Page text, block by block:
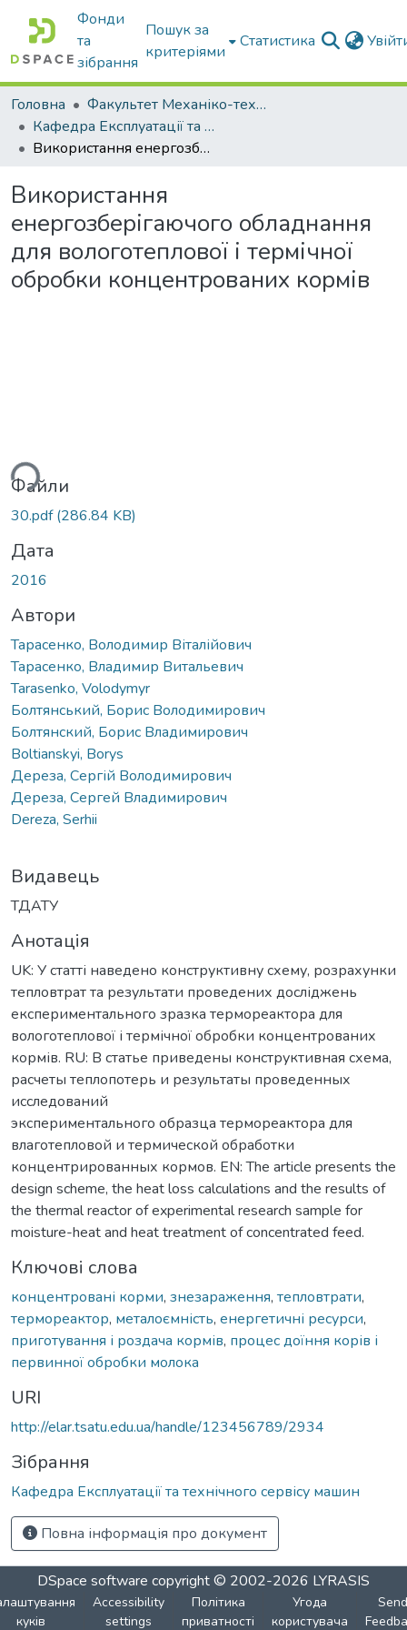
Фонди
та
зібрання
Пошук за
критеріями
Статистика
Головна
Факультет Механіко-технологічний
Кафедра Експлуатації та технічного сервісу машин
Використання енергозберігаючого обладнання для вологотеплової і термічної обробки концентрованих кормів
Використання
енергозберігаючого обладнання
для вологотеплової і термічної
обробки концентрованих кормів
Файли
30.pdf(286.84 KB)
Дата
2016
Автори
Тарасенко, Володимир Віталійович
Тарасенко, Владимир Витальевич
Tarasenko, Volodymyr
Болтянський, Борис Володимирович
Болтянский, Борис Владимирович
Boltianskyi, Borys
Дереза, Сергій Володимирович
Дереза, Сергей Владимирович
Dereza, Serhii
Видавець
ТДАТУ
Анотація
UK: У статті наведено конструктивну схему, розрахунки
тепловтрат та результати проведених досліджень
експериментального зразка термореактора для
вологотеплової і термічної обробки концентрованих
кормів. RU: В статье приведены конструктивная схема,
расчеты теплопотерь и результаты проведенных
исследований
экспериментального образца термореактора для
влаготепловой и термической обработки
концентрированных кормов. EN: The article presents the
design scheme, the heat loss calculations and the results of
the thermal reactor of experimental research sample for
moisture-heat and heat treatment of concentrated feed.
Ключові слова
концентровані корми, знезараження, тепловтрати,
термореактор, металоємність, енергетичні ресурси,
приготування і роздача кормів, процес доїння корів і
первинної обробки молока
URI
http://elar.tsatu.edu.ua/handle/123456789/2934
Зібрання
Кафедра Експлуатації та технічного сервісу машин
Повна інформація про документ
DSpace software copyright © 2002-2026 LYRASIS
куків
Accessibility
settings
Політика
приватності
Угода
користувача
Send